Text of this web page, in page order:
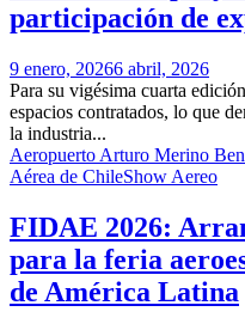
participación de
9 enero, 20266 abril, 2026
Para su vigésima cuarta
espacios contratados, lo que
la industria...
Aeropuerto Arturo Merino
Aérea de ChileShow Aereo
FIDAE 2026:
para la feria
de América Latina